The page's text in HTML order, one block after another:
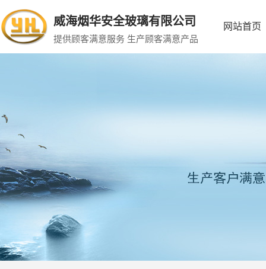
威海烟华安全玻璃有限公司
提供顾客满意服务 生产顾客满意产品
网站首页